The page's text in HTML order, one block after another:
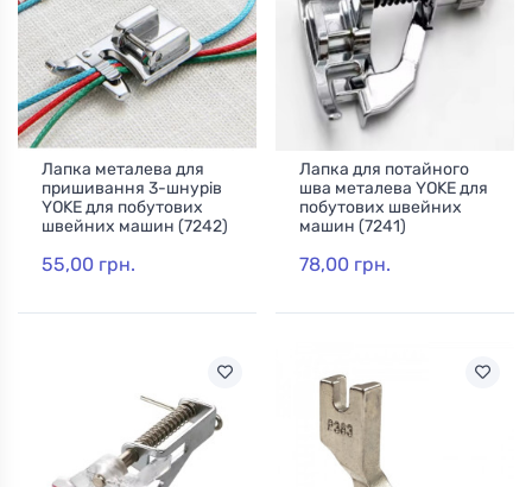
Лапка металева для
пришивання 3-шнурів
YOKE для побутових
швейних машин (7242)
55,00 грн.
Лапка для потайного
шва металева YOKE для
побутових швейних
машин (7241)
78,00 грн.